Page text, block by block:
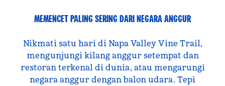
MEMENCET PALING SERING DARI NEGARA ANGGUR
Nikmati satu hari di Napa Valley Vine Trail,
mengunjungi kilang anggur setempat dan
restoran terkenal di dunia, atau mengarungi
negara anggur dengan balon udara. Tepi